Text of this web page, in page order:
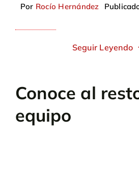
Por Rocío Hernández
Seguir Leyendo
Conoce al
equipo